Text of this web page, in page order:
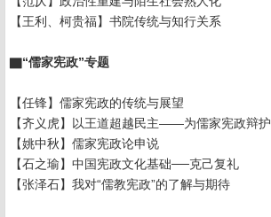
【王利、柯贵福】书院传统与知行关系
▇“儒家宪政”专题
【任锋】儒家宪政的传统与展望
【齐义虎】以王道超越民主——为儒家宪政辩护
【姚中秋】儒家宪政论申说
【石之瑜】中国宪政文化基础──克己复礼
【张泽石】我对“儒教宪政”的了解与期待